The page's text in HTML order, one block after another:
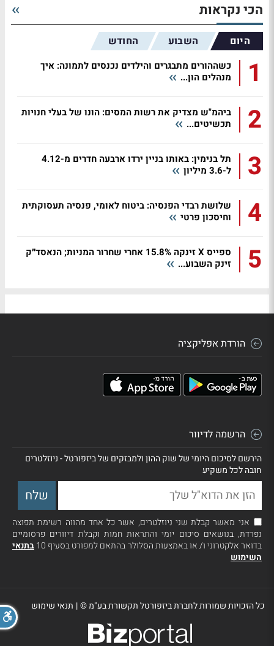
הכי נקראות
היום השבוע החודש
1
כשההורים מתבגרים והילדים נכנסים לתמונה: איך
מנהלים הון...
2
ביהמ"ש מצדיק את רשות המסים: הונו של בעלי חנויות
תכשיטים...
3
תל בנימין: באותו בניין ירדו ארבעה חדרים מ-4.12
ל-3.6 מיליון
4
שלושת רבדי הפנסיה: ביטוח לאומי, פנסיה תעסוקתית
וחיסכון פרטי
5
ספייס X זינקה 15.8% אחרי שחרור המניות; הנאסד״ק
זינק השבוע...
הורדת אפליקציה
הרשמה לדיוור
הירשם לסיכום היומי של שוק ההון ולמבזקים של ביזפורטל - ניוזלטרים
חובה לכל משקיע
אני מאשר קבלת שני ניוזלטרים, אשר כל אחד מהווה רשימת תפוצה
נפרדת, בנושאים סיכום יומי והתראות חמות וקבלת דיוורים פרסומיים
בדואר אלקטרוני ו/ או באמצעות הסלולר בהתאם למפורט בסעיף 10
בתנאי
השימוש
כל הזכויות שמורות לחברת ביזפורטל תקשורת בע"מ ©| תנאי שימוש